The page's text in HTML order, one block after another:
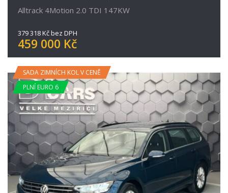
Alltrack 4Motion 2.0 TDI 147KW
379 318 Kč bez DPH
459 000 Kč
SADA ZIMNÍCH KOL V CENĚ
PLNÍ EURO 6